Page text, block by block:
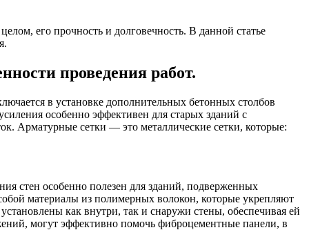
его прочность и долговечность. В данной статье
проведения работ.
в установке дополнительных бетонных столбов
особенно эффективен для старых зданий с
Арматурные сетки — это металлические сетки, которые:
стен особенно полезен для зданий, подверженных
материалы из полимерных волокон, которые укрепляют
как внутри, так и снаружи стены, обеспечивая ей
могут эффективно помочь фиброцементные панели, в